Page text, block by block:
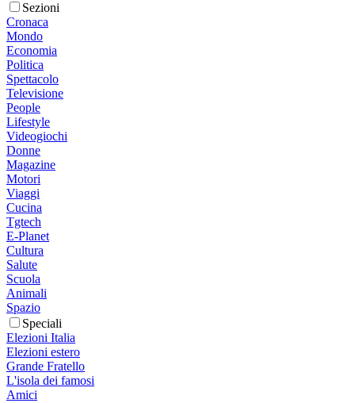
Sezioni
Cronaca
Mondo
Economia
Politica
Spettacolo
Televisione
People
Lifestyle
Videogiochi
Donne
Magazine
Motori
Viaggi
Cucina
Tgtech
E-Planet
Cultura
Salute
Scuola
Animali
Spazio
Speciali
Elezioni Italia
Elezioni estero
Grande Fratello
L'isola dei famosi
Amici